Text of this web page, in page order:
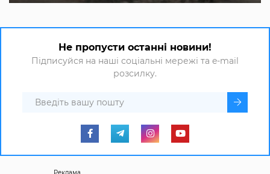
Не пропусти останні новини!
Підписуйся на наші соціальні мережі та e-mail
розсилку.